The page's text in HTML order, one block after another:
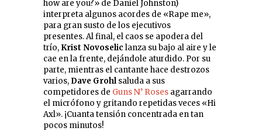
how are you?» de Daniel Johnston)
interpreta algunos acordes de «Rape me»,
para gran susto de los ejecutivos
presentes.Al final, el caos se apodera del
trío, Krist Novoselic lanza su bajo al aire y le
cae en la frente, dejándole aturdido. Por su
parte, mientras el cantante hace destrozos
varios, Dave Grohl saluda a sus
competidores de Guns N’ Roses agarrando
el micrófono y gritando repetidas veces «Hi
Axl». ¡Cuanta tensión concentrada en tan
pocos minutos!